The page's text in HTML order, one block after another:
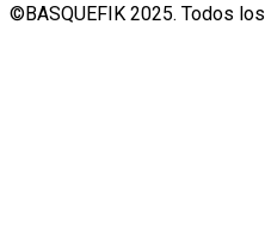
©BASQUEFIK 2025. Todos